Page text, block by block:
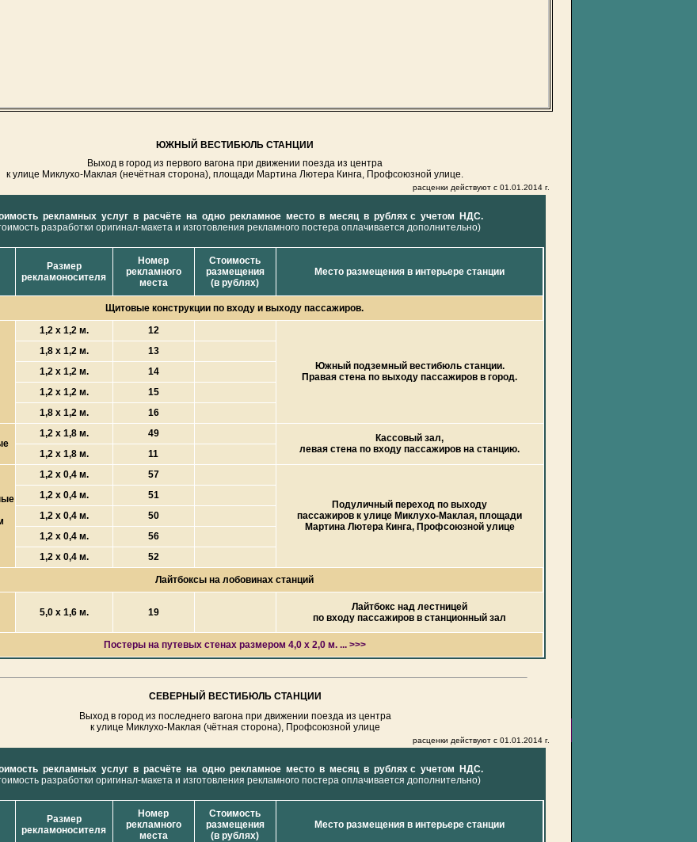
ЮЖНЫЙ ВЕСТИБЮЛЬ СТАНЦИИ
Выход в город из первого вагона при движении поезда из центра
к улице Миклухо-Маклая (нечётная сторона), площади Мартина Лютера Кинга, Профсоюзной улице.
расценки действуют с 01.01.2014 г.
рекламных услуг в расчёте на одно рекламное место в месяц в рублях с учетом НДС.
разработки оригинал-макета и изготовления рекламного постера оплачивается дополнительно)
Размер
рекламоносителя
Номер
рекламного
места
Стоимость
размещения
(в рублях)
Место размещения в интерьере станции
Щитовые конструкции по входу и выходу пассажиров.
1,2 х 1,2 м. 12
Южный подземный вестибюль станции.
Правая стена по выходу пассажиров в город.
1,8 х 1,2 м.
13
1,2 х 1,2 м.
14
1,2 х 1,2 м.
15
1,8 х 1,2 м.
16
1,2 х 1,8 м. 49
Кассовый зал,
левая стена по входу пассажиров на станцию.
1,2 х 1,8 м. 11
1,2 х 0,4 м. 57
Подуличный переход по выходу
пассажиров к улице Миклухо-Маклая, площади
Мартина Лютера Кинга, Профсоюзной улице
1,2 х 0,4 м.
51
1,2 х 0,4 м.
50
1,2 х 0,4 м.
56
1,2 х 0,4 м.
52
Лайтбоксы на лобовинах станций
5,0 х 1,6 м. 19
Лайтбокс над лестницей
по входу пассажиров в станционный зал
Постеры на путевых стенах размером 4,0 х 2,0 м. ... >>>
СЕВЕРНЫЙ ВЕСТИБЮЛЬ СТАНЦИИ
Выход в город из последнего вагона при движении поезда из центра
к улице Миклухо-Маклая (чётная сторона), Профсоюзной улице
расценки действуют с 01.01.2014 г.
рекламных услуг в расчёте на одно рекламное место в месяц в рублях с учетом НДС.
разработки оригинал-макета и изготовления рекламного постера оплачивается дополнительно)
Размер
рекламоносителя
Номер
рекламного
места
Стоимость
размещения
(в рублях)
Место размещения в интерьере станции